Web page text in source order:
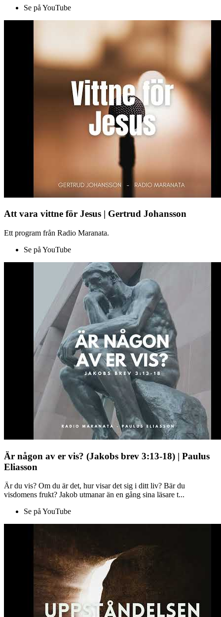
Se på YouTube
Att vara vittne för Jesus | Gertrud Johansson
Ett program från Radio Maranata.
Se på YouTube
Är någon av er vis? (Jakobs brev 3:13-18) | Paulus
Eliasson
Är du vis? Om du är det, hur visar det sig i ditt liv? Bär du
visdomens frukt? Jakob utmanar än en gång sina läsare t...
Se på YouTube